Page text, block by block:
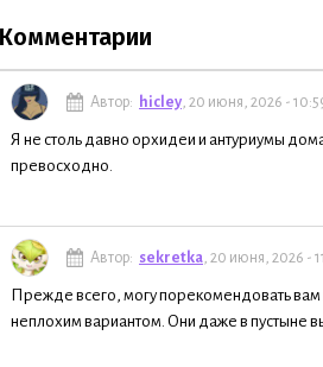
Комментарии
Автор: hicley , 20 июня, 2026 -
Я не столь давно орхидеи и антуриумы
превосходно.
Автор: sekretka , 20 июня, 2026 -
Прежде всего, могу порекомендовать вам
неплохим вариантом. Они даже в пустыне